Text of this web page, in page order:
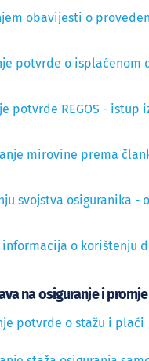
obavijesti o
potvrde o isplaćenom
potvrde REGOS - istup
mirovine prema
svojstva osiguranika -
o korištenju
na osiguranje i
potvrde o stažu i